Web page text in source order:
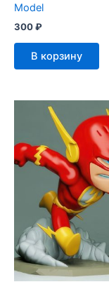
Model
300₽
В корзину